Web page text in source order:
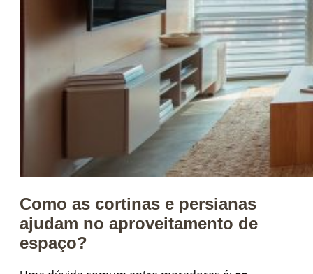
Como as cortinas e persianas
ajudam no aproveitamento de
espaço?